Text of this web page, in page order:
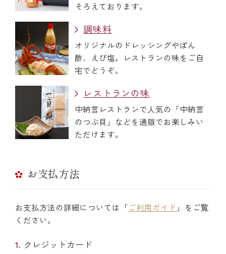
そろえております。
調味料
オリジナルのドレッシングやぽん
酢、えび塩。レストランの味をご自
宅でどうぞ。
レストランの味
中納言レストランで人気の「中納言
のつぶ貝」などを通販でお楽しみい
ただけます。
お支払方法
お支払方法の詳細については「ご利用ガイド 」をご覧
ください。
クレジットカード